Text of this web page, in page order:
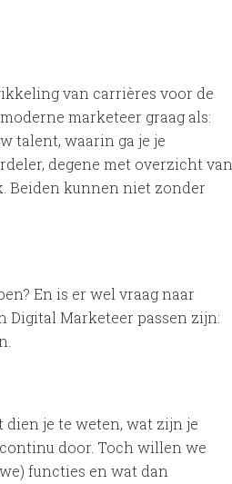
van carrières voor de
marketeer graag als:
talent, waarin ga je je
degene met overzicht van
Beiden kunnen niet zonder
En is er wel vraag naar
Digital Marketeer passen zijn:
dien je te weten, wat zijn je
door. Toch willen we
functies en wat dan